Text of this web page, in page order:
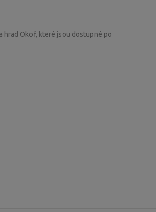
hrad Okoř, které jsou dostupné po